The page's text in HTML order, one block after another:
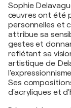
Sophie
œuvres ont été
personnelles et
attribue sa
gestes et
reflétant sa
artistique de
Ses
d'acryliques et